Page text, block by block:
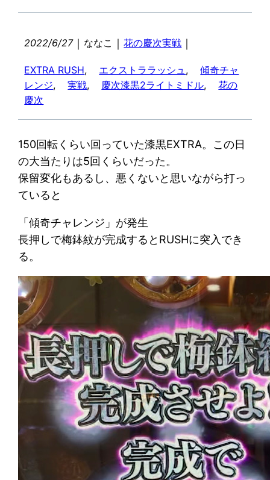
2022/6/27｜ ななこ ｜花の慶次実戦 ｜
EXTRA RUSH, エクストララッシュ ,
傾奇チャ
レンジ, 実戦, 慶次漆黒2ライトミドル,
花の
慶次
150回転くらい回っていた漆黒EXTRA。この日
の大当たりは5回くらいだった。
保留変化もあるし、悪くないと思いながら打っ
ていると
「傾奇チャレンジ」が発生
長押しで梅鉢紋が完成するとRUSHに突入でき
る。